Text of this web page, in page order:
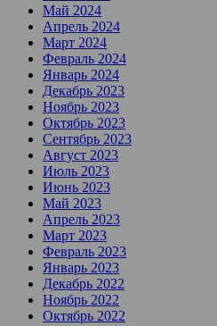
Май 2024
Апрель 2024
Март 2024
Февраль 2024
Январь 2024
Декабрь 2023
Ноябрь 2023
Октябрь 2023
Сентябрь 2023
Август 2023
Июль 2023
Июнь 2023
Май 2023
Апрель 2023
Март 2023
Февраль 2023
Январь 2023
Декабрь 2022
Ноябрь 2022
Октябрь 2022